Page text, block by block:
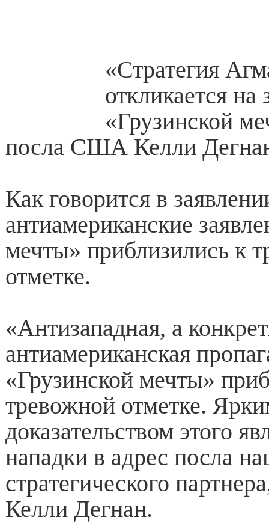
«Стратегия
откликается на
«Грузинской
посла США Келли
Как говорится в
антиамериканские
мечты» приблизились к
отметке.
«Антизападная, а
антиамериканская
«Грузинской мечты»
тревожной отметке.
доказательством этого
нападки в адрес посла
стратегического
Келли Дегнан.